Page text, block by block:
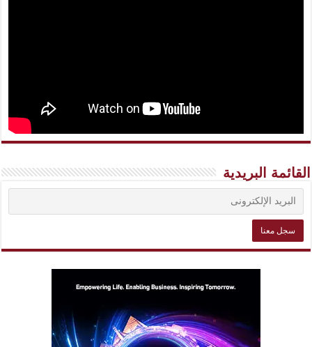
القائمة البريدية